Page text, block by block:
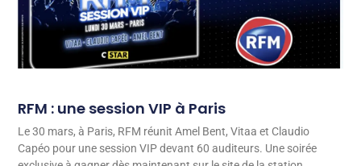
RFM : une session VIP à Paris
Le 30 mars, à Paris, RFM réunit Amel Bent, Vitaa et Claudio
Capéo pour une session VIP devant 60 auditeurs. Une soirée